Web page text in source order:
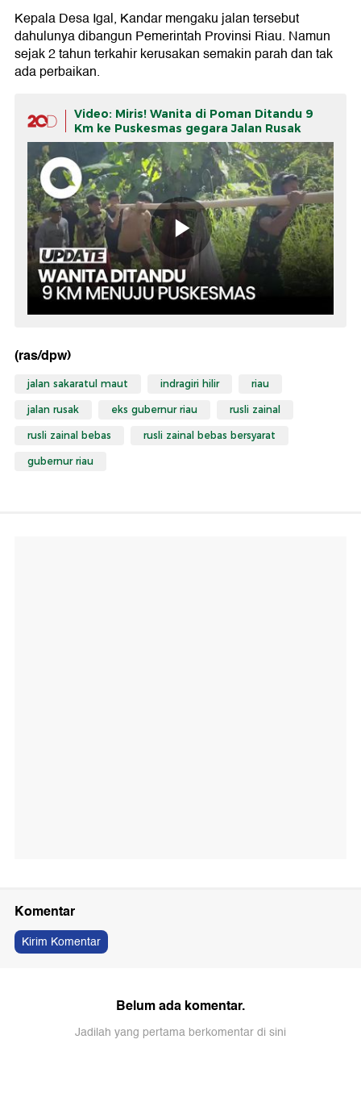
Kepala Desa Igal, Kandar mengaku jalan tersebut
dahulunya dibangun Pemerintah Provinsi Riau. Namun
sejak 2 tahun terkahir kerusakan semakin parah dan tak
ada perbaikan.
Video: Miris! Wanita di Poman Ditandu 9
Km ke Puskesmas gegara Jalan Rusak
(ras/dpw)
jalan sakaratul maut indragiri hilir riau
jalan rusak eks gubernur riau rusli zainal
rusli zainal bebas rusli zainal bebas bersyarat
gubernur riau
Komentar
Kirim Komentar
Belum ada komentar.
Jadilah yang pertama berkomentar di sini